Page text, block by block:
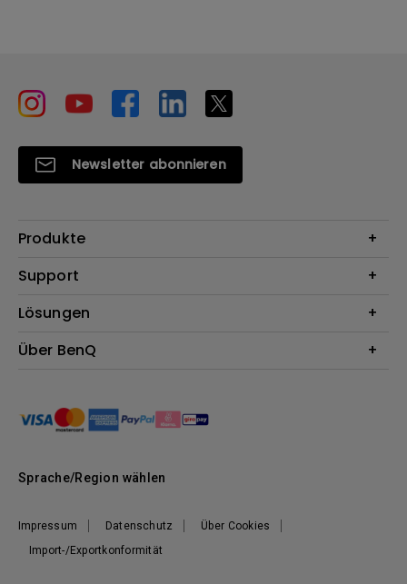
Newsletter abonnieren
Produkte
Beamer
Lampen
Webcams
Support
Kontakt
Reparaturservice
Onlineshop FAQ
BenQ Blog
Lösungen
Für Unternehmen
Über BenQ
Nachhaltigkeit
Unser Versprechen
Impressum Datenschutz
Über Cookies
Import-/Exportkonformität
Sprache/Region wählen